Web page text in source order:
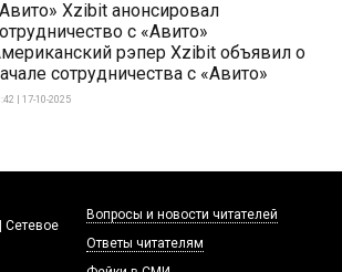
Xzibit анонсировал
с «Авито»
рэпер Xzibit объявил о
сотрудничества с «Авито»
| 17-10-2025
Сетевое
Вопросы и новости читателей
Ответы читателям